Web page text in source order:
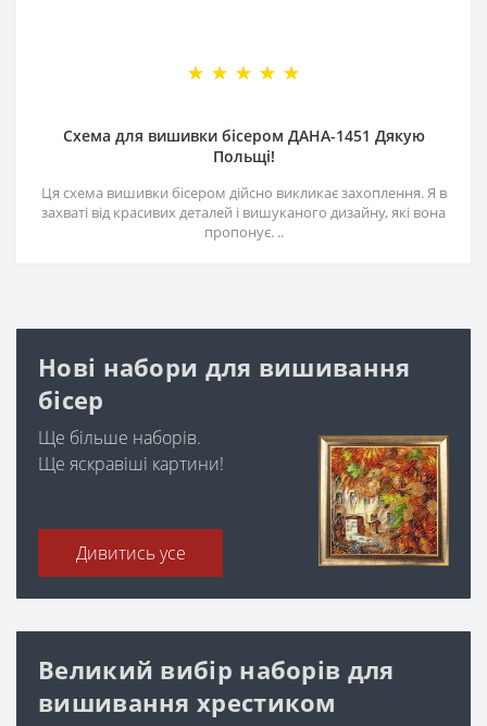
Схема для вишивки бісером ДАНА-1451 Дякую
Польщі!
Ця схема вишивки бісером дійсно викликає захоплення. Я в
захваті від красивих деталей і вишуканого дизайну, які вона
пропонує. ..
Нові набори для вишивання
бісер
Ще більше наборів.
Ще яскравіші картини!
Дивитись усе
Великий вибір наборів для
вишивання хрестиком